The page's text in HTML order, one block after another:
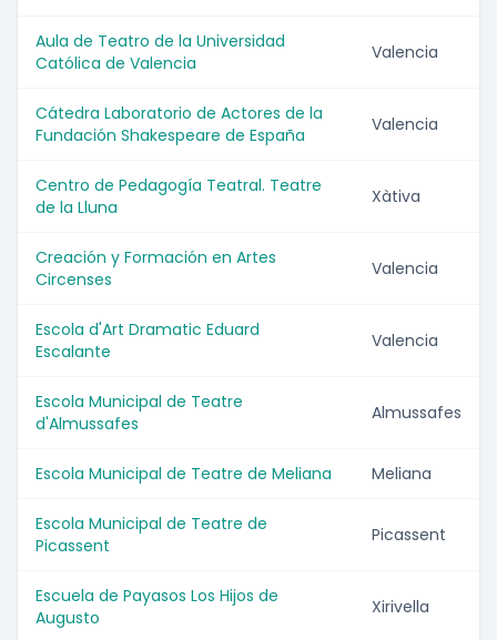
Aula de Teatro de la Universidad
Católica de Valencia
Valencia
Cátedra Laboratorio de Actores de la
Fundación Shakespeare de España
Valencia
Centro de Pedagogía Teatral. Teatre
de la Lluna
Xàtiva
Creación y Formación en Artes
Circenses
Valencia
Escola d'Art Dramatic Eduard
Escalante
Valencia
Escola Municipal de Teatre
d'Almussafes
Almussafes
Escola Municipal de Teatre de Meliana Meliana
Escola Municipal de Teatre de
Picassent
Picassent
Escuela de Payasos Los Hijos de
Augusto
Xirivella